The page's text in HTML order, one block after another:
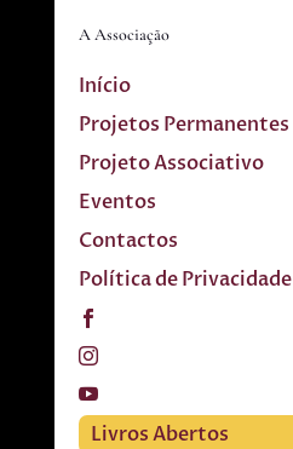
A Associação
Início
Projetos Permanentes
Projeto Associativo
Eventos
Contactos
Política de Privacidade
Livros Abertos